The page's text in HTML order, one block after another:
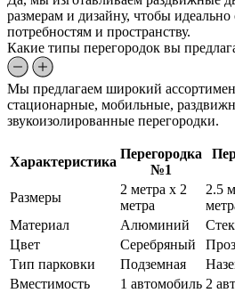
размерам и дизайну, чтобы
потребностям и пространству.
Какие типы перегородок вы
Мы предлагаем широкий
стационарные, мобильные,
звукоизолированные перегородки.
Характеристика
Перегородка
№1
Размеры
2 метра x 2
метра
2.5
Материал
Алюминий
Цвет
Серебряный
Тип парковки
Подземная
Вместимость
1 автомобиль 2